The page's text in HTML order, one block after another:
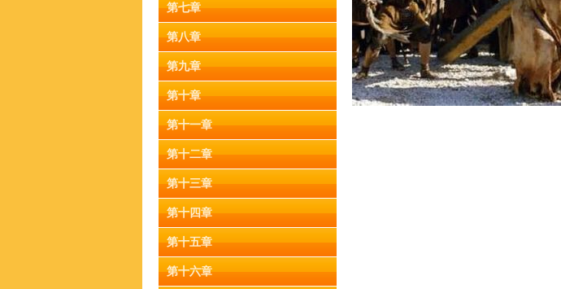
第七章
第八章
第九章
第十章
第十一章
第十二章
第十三章
第十四章
第十五章
第十六章